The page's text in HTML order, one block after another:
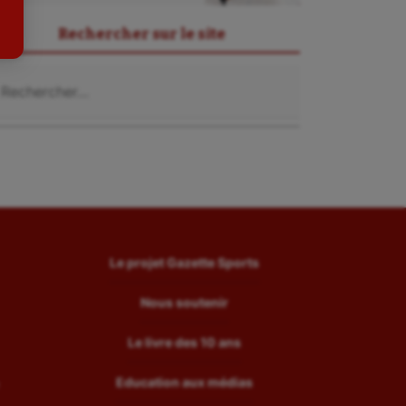
Tir à l'arc
Water-polo
Rechercher sur le site
Le projet Gazette Sports
Nous soutenir
Le livre des 10 ans
Education aux médias